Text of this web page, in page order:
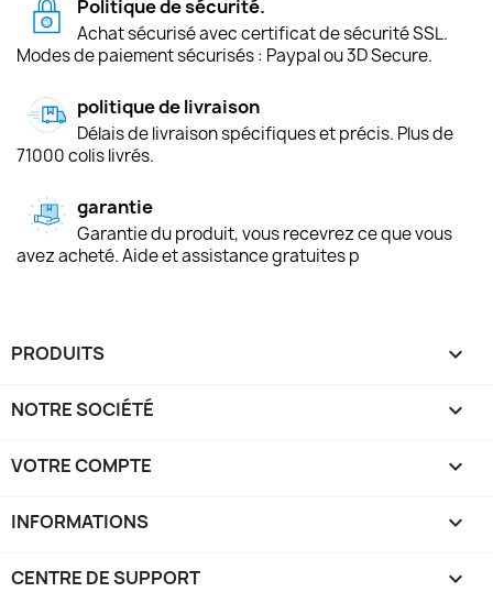
Politique de sécurité.
Achat sécurisé avec certificat de sécurité SSL.
Modes de paiement sécurisés : Paypal ou 3D Secure.
politique de livraison
Délais de livraison spécifiques et précis. Plus de
71000 colis livrés.
garantie
Garantie du produit, vous recevrez ce que vous
avez acheté. Aide et assistance gratuites p
PRODUITS 
NOTRE SOCIÉTÉ 
VOTRE COMPTE 
INFORMATIONS keyboard_arrow_down
CENTRE DE SUPPORT 